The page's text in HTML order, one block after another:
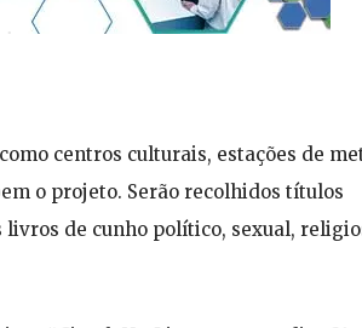
centros culturais, estações de
o projeto. Serão recolhidos títulos
de cunho político, sexual,